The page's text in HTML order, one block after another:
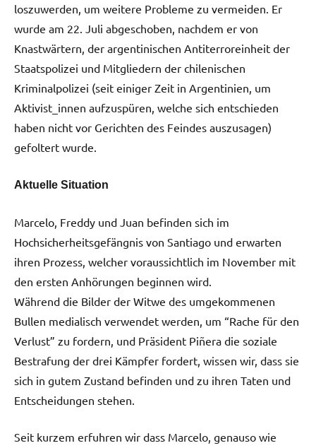
loszuwerden, um weitere Probleme zu vermeiden. Er
wurde am 22. Juli abgeschoben, nachdem er von
Knastwärtern, der argentinischen Antiterroreinheit der
Staatspolizei und Mitgliedern der chilenischen
Kriminalpolizei (seit einiger Zeit in Argentinien, um
Aktivist_innen aufzuspüren, welche sich entschieden
haben nicht vor Gerichten des Feindes auszusagen)
gefoltert wurde.
Aktuelle Situation
Marcelo, Freddy und Juan befinden sich im
Hochsicherheitsgefängnis von Santiago und erwarten
ihren Prozess, welcher voraussichtlich im November mit
den ersten Anhörungen beginnen wird.
Während die Bilder der Witwe des umgekommenen
Bullen medialisch verwendet werden, um “Rache für den
Verlust” zu fordern, und Präsident Piñera die soziale
Bestrafung der drei Kämpfer fordert, wissen wir, dass sie
sich in gutem Zustand befinden und zu ihren Taten und
Entscheidungen stehen.
Seit kurzem erfuhren wir dass Marcelo, genauso wie